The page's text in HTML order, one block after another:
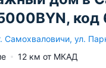
Самохваловичи, ул.
12 км от МКАД